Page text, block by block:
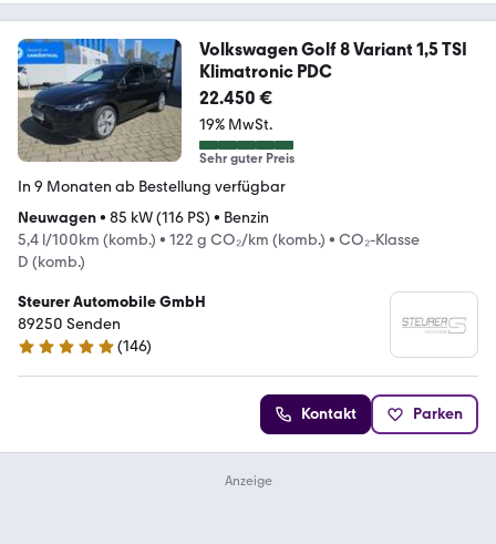
Volkswagen Golf 8 Variant 1,5 TSI
Klimatronic PDC
22.450 €
19% MwSt.
Sehr guter Preis
In 9 Monaten ab Bestellung verfügbar
Neuwagen• 85 kW (116 PS) • Benzin
5,4 l/100km (komb.) • 122 g CO₂/km (komb.) • CO₂-Klasse
D (komb.)
Steurer Automobile GmbH
89250 Senden
4.8 Sterne
(146)
Kontakt Parken